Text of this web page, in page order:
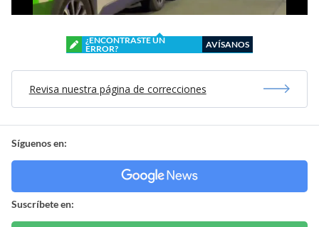
¿ENCONTRASTE UN
ERROR?
AVÍSANOS
Revisa nuestra página de correcciones
Síguenos en:
Suscríbete en: